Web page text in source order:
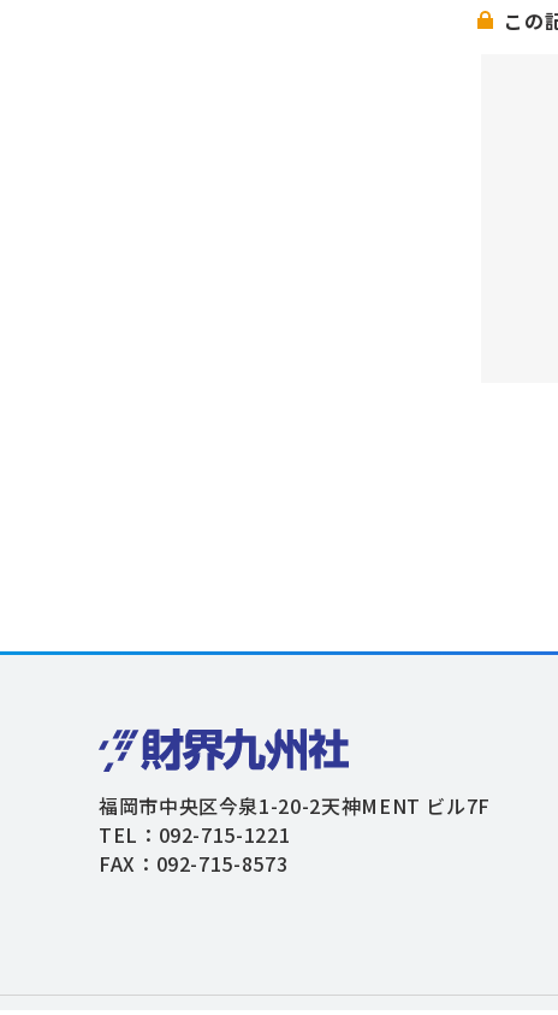
この
福岡市中央区今泉1-20-2天神MENT ビル7F
TEL：092-715-1221
FAX：092-715-8573